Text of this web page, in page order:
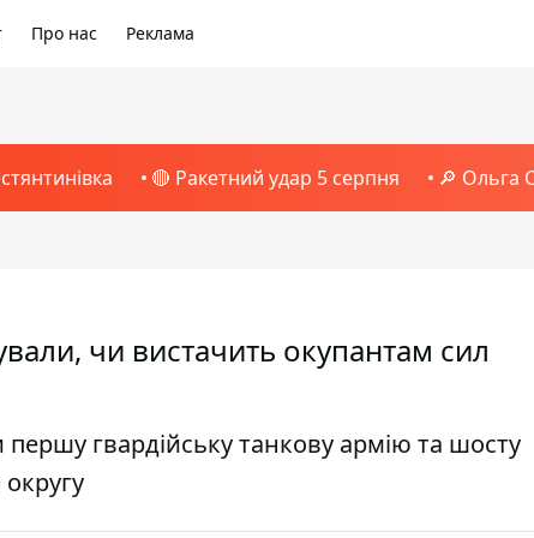
Про нас Реклама
🔴 Ракетний удар 5 серпня 🔎 Ольга
чи вистачить окупантам сил
гвардійську танкову армію та шосту